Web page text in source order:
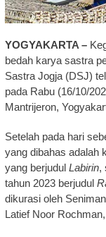
YOGYAKARTA –
bedah karya sastra
Sastra Jogja (DSJ)
pada Rabu (16/10/
Mantrijeron,
Setelah pada hari
yang dibahas adalah
yang berjudul Labirin,
tahun 2023 berjudul
dikurasi oleh
Latief Noor